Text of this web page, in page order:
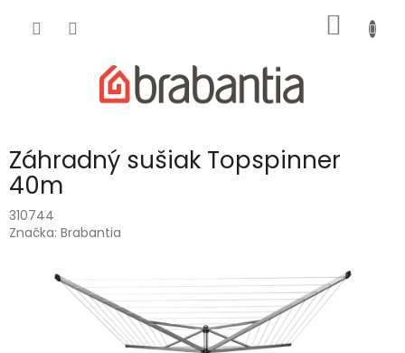
KOŠÍK
Záhradný sušiak Topspinner
40m
310744
Značka: Brabantia